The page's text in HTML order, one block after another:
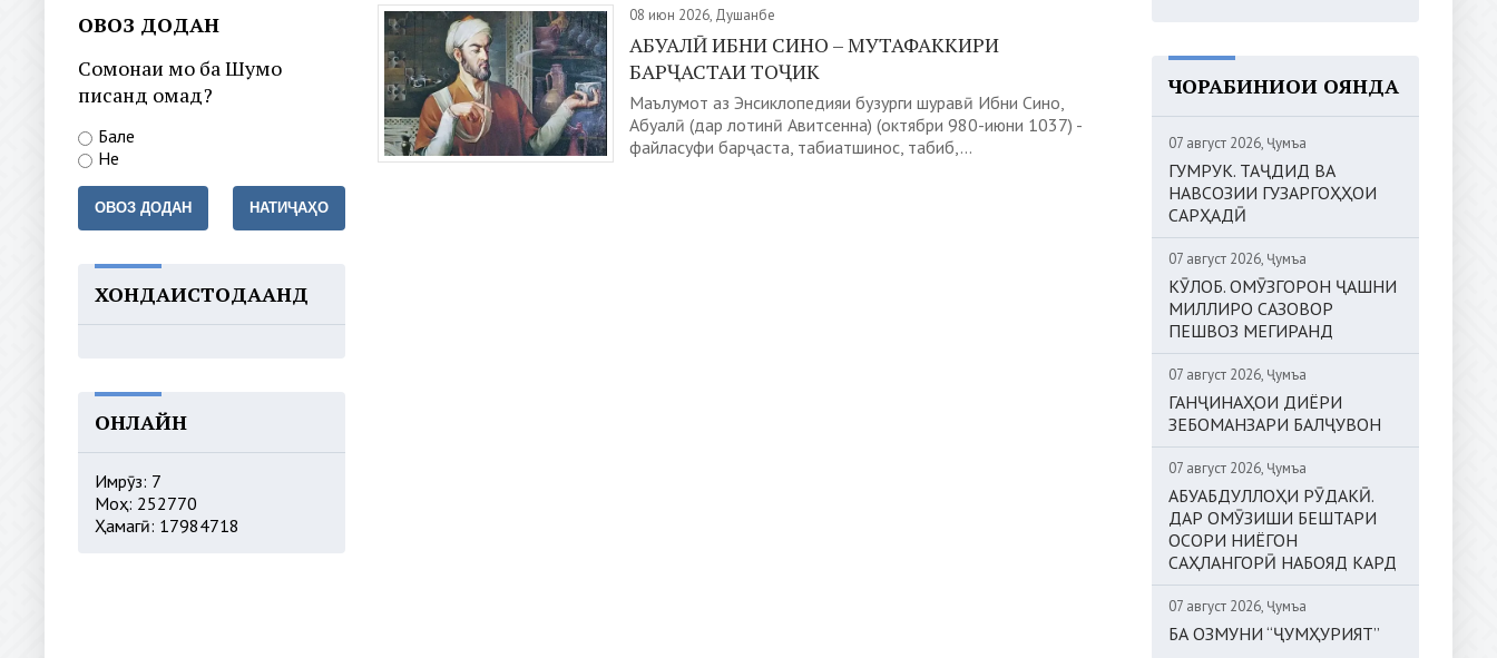
ОВОЗ ДОДАН
Сомонаи мо ба Шумо
писанд омад?
Бале
Не
ОВОЗ ДОДАН НАТИҶАҲО
ХОНДАИСТОДААНД
ОНЛАЙН
Имрӯз: 7
Моҳ: 252770
Ҳамагӣ: 17984718
08 июн 2026, Душанбе
АБУАЛӢ ИБНИ СИНО – МУТАФАККИРИ
БАРҶАСТАИ ТОҶИК
Маълумот аз Энсиклопедияи бузурги шуравӣ Ибни Сино,
Абуалӣ (дар лотинӣ Авитсенна) (октябри 980-июни 1037) -
файласуфи барҷаста, табиатшинос, табиб,...
ЧОРАБИНИҲОИ ОЯНДА
07 август 2026, Ҷумъа
ГУМРУК. ТАҶДИД ВА
НАВСОЗИИ ГУЗАРГОҲҲОИ
САРҲАДӢ
07 август 2026, Ҷумъа
КӮЛОБ. ОМӮЗГОРОН ҶАШНИ
МИЛЛИРО САЗОВОР
ПЕШВОЗ МЕГИРАНД
07 август 2026, Ҷумъа
ГАНҶИНАҲОИ ДИЁРИ
ЗЕБОМАНЗАРИ БАЛҶУВОН
07 август 2026, Ҷумъа
АБУАБДУЛЛОҲИ РӮДАКӢ.
ДАР ОМӮЗИШИ БЕШТАРИ
ОСОРИ НИЁГОН
САҲЛАНГОРӢ НАБОЯД КАРД
07 август 2026, Ҷумъа
БА ОЗМУНИ “ҶУМҲУРИЯТ”